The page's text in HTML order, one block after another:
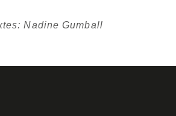
Nadine Gumball